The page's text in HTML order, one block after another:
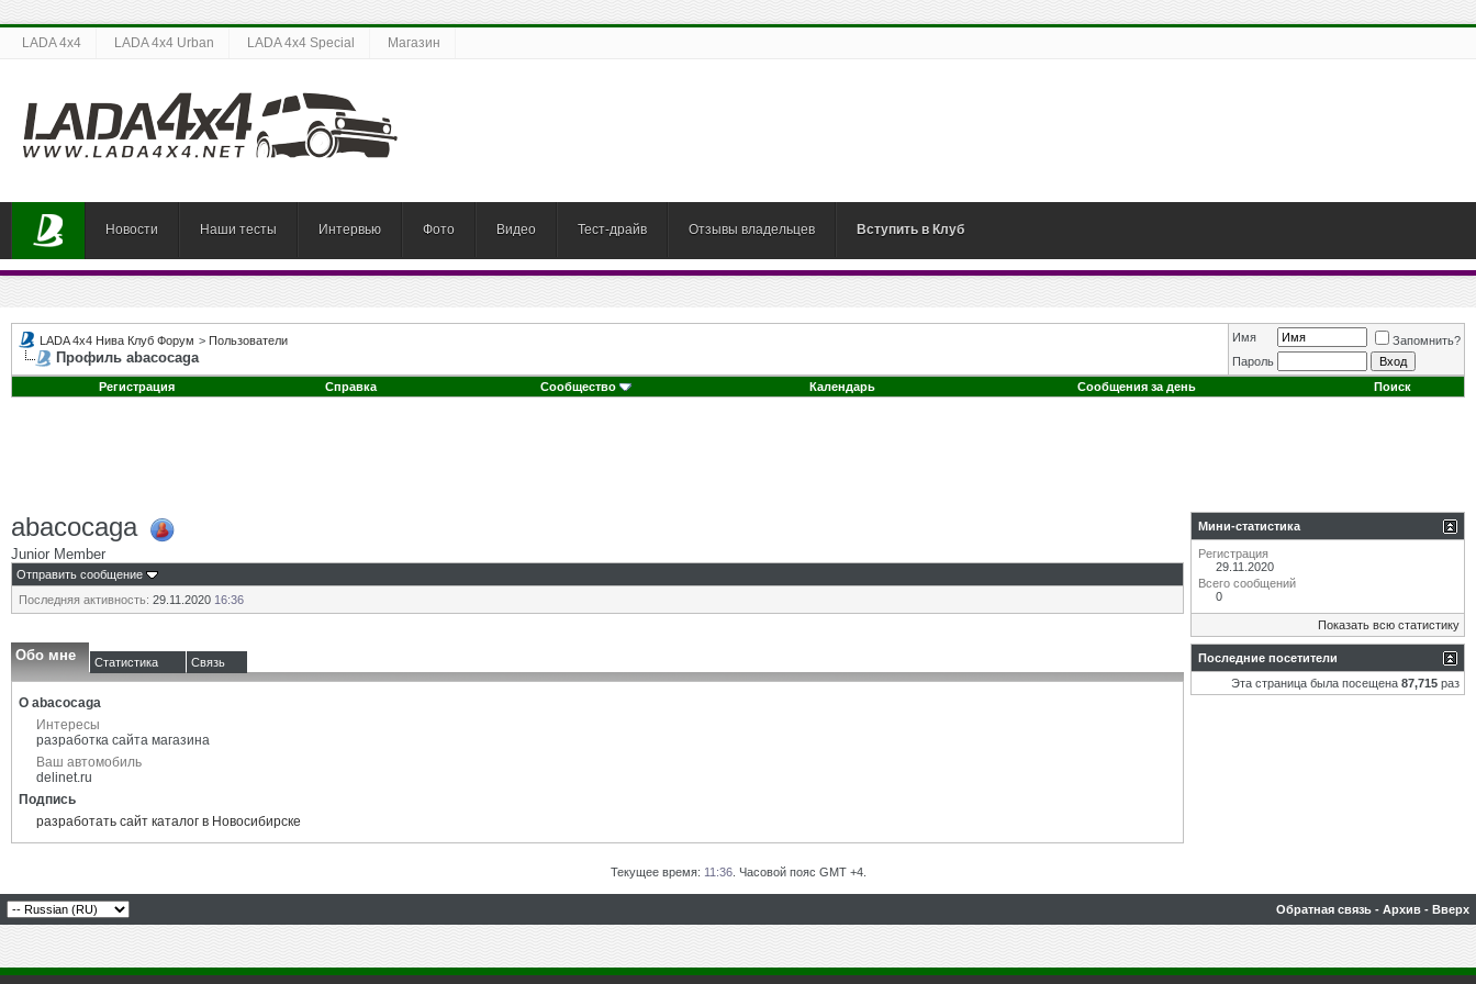
LADA 4x4 LADA 4x4 Urban LADA 4x4 Special Магазин
Новости Наши тесты Интервью Фото Видео Тест-драйв Отзывы владельцев Вступить в Клуб
LADA 4x4 Нива Клуб Форум > Пользователи
Профиль abacocaga
Имя
Запомнить?
Пароль
Регистрация
Справка Сообщество Календарь Сообщения за день Поиск
abacocaga
Junior Member
Отправить сообщение
Последняя активность: 29.11.2020 16:36
Обо мне Статистика Связь
О abacocaga
Интересы
разработка сайта магазина
Ваш автомобиль
delinet.ru
Подпись
разработать сайт каталог в Новосибирске
Мини-статистика
Регистрация
29.11.2020
Всего сообщений
0
Показать всю статистику
Последние посетители
Эта страница была посещена 87,715 раз
Текущее время: 11:36. Часовой пояс GMT +4.
Обратная связь - Архив - Вверх